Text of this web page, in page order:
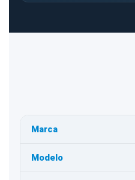
Marca
Modelo